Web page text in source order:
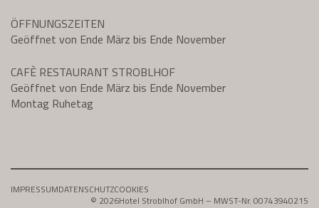
ÖFFNUNGSZEITEN
Geöffnet von Ende März bis Ende November
CAFÈ RESTAURANT STROBLHOF
Geöffnet von Ende März bis Ende November
Montag Ruhetag
IMPRESSUMDATENSCHUTZCOOKIES
© 2026Hotel Stroblhof GmbH – MWST-Nr. 00743940215